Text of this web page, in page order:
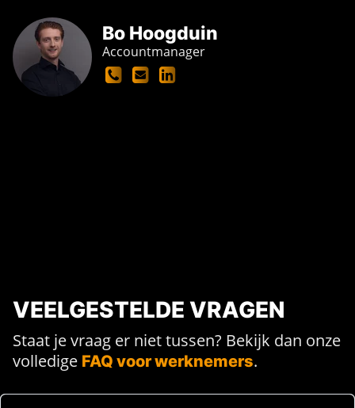
Bo Hoogduin
Accountmanager
VEELGESTELDE VRAGEN
Staat je vraag er niet tussen? Bekijk dan onze
volledige FAQ voor werknemers.